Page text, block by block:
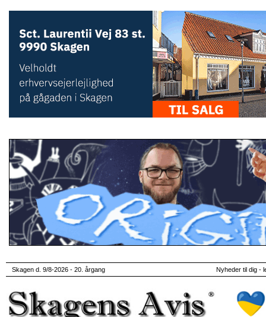
Skagen d. 9/8-2026 - 20. årgang Nyheder til dig -